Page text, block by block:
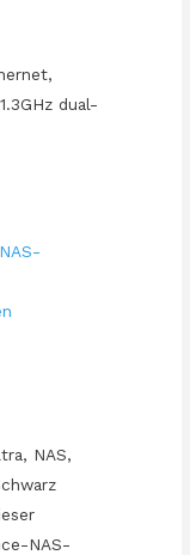
dual-
NAS-
NAS,
NAS-